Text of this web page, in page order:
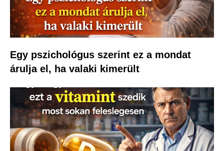
Egy pszichológus szerint ez a mondat
árulja el, ha valaki kimerült